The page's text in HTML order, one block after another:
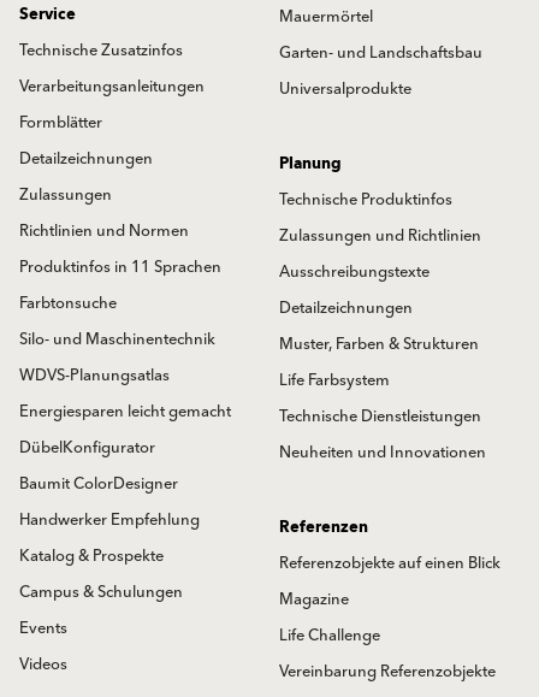
Mauermörtel
Garten- und Landschaftsbau
Universalprodukte
Service
Technische Zusatzinfos
Verarbeitungsanleitungen
Formblätter
Detailzeichnungen
Zulassungen
Richtlinien und Normen
Produktinfos in 11 Sprachen
Farbtonsuche
Silo- und Maschinentechnik
WDVS-Planungsatlas
Energiesparen leicht gemacht
DübelKonfigurator
Baumit ColorDesigner
Handwerker Empfehlung
Katalog & Prospekte
Campus & Schulungen
Events
Videos
Planung
Technische Produktinfos
Zulassungen und Richtlinien
Ausschreibungstexte
Detailzeichnungen
Muster, Farben & Strukturen
Life Farbsystem
Technische Dienstleistungen
Neuheiten und Innovationen
Referenzen
Referenzobjekte auf einen Blick
Magazine
Life Challenge
Vereinbarung Referenzobjekte